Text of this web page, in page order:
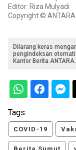
Editor: Riza Mulyadi
Copyright ©
Dilarang keras
pengindeksan
Kantor Berita ANTARA.
Tags:
COVID-19